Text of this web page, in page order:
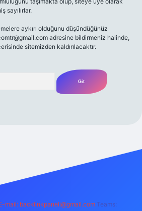
sayılırlar.
aykırı olduğunu düşündüğünüz
adresine bildirmeniz halinde,
sitemizden kaldırılacaktır.
mail: backlinkpaneli@gmail.com Teams: